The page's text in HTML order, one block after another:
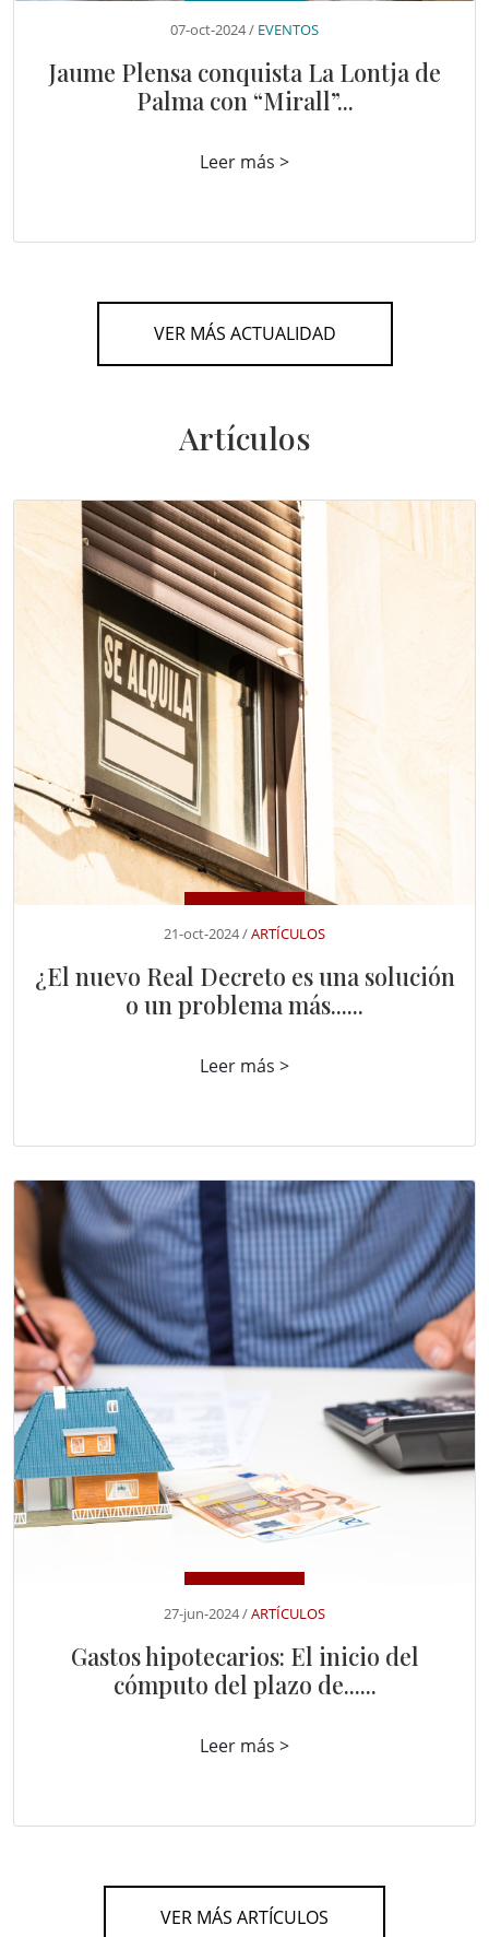
07-oct-2024 / EVENTOS
Jaume Plensa conquista La Lontja de
Palma con “Mirall”...
Leer más >
VER MÁS ACTUALIDAD
Artículos
21-oct-2024 /ARTÍCULOS
¿El nuevo Real Decreto es una solución
o un problema más......
Leer más >
27-jun-2024 /ARTÍCULOS
Gastos hipotecarios: El inicio del
cómputo del plazo de......
Leer más >
VER MÁS ARTÍCULOS